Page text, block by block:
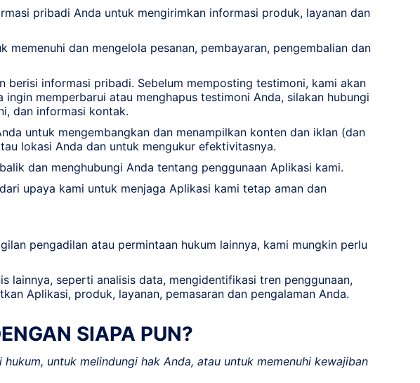
pribadi Anda untuk mengirimkan informasi produk, layanan dan
dan mengelola pesanan, pembayaran, pengembalian dan
informasi pribadi. Sebelum memposting testimoni, kami akan
memperbarui atau menghapus testimoni Anda, silakan hubungi
dan informasi kontak.
untuk mengembangkan dan menampilkan konten dan iklan (dan
lokasi Anda dan untuk mengukur efektivitasnya.
dan menghubungi Anda tentang penggunaan Aplikasi kami.
upaya kami untuk menjaga Aplikasi kami tetap aman dan
pengadilan atau permintaan hukum lainnya, kami mungkin perlu
lainnya, seperti analisis data, mengidentifikasi tren penggunaan,
Aplikasi, produk, layanan, pemasaran dan pengalaman Anda.
SIAPA PUN?
untuk melindungi hak Anda, atau untuk memenuhi kewajiban